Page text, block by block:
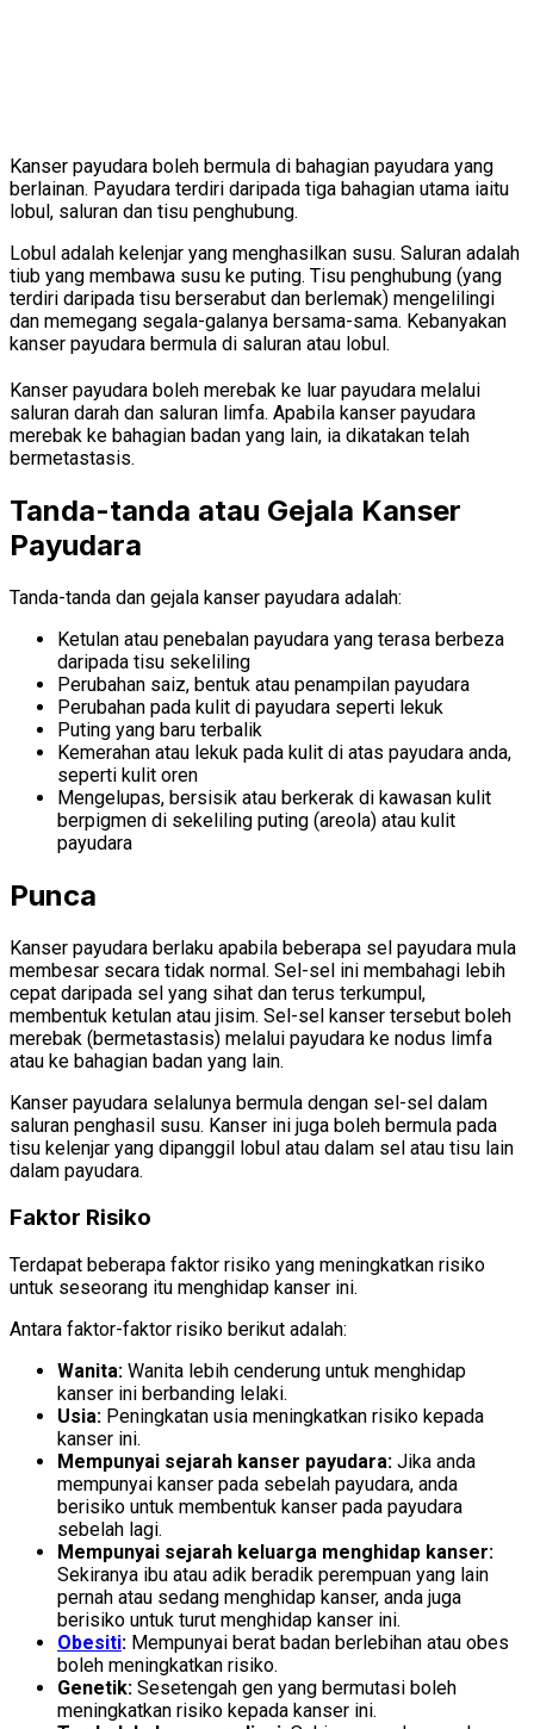
Kanser payudara boleh bermula di bahagian payudara yang
berlainan. Payudara terdiri daripada tiga bahagian utama iaitu
lobul, saluran dan tisu penghubung.
Lobul adalah kelenjar yang menghasilkan susu. Saluran adalah
tiub yang membawa susu ke puting. Tisu penghubung (yang
terdiri daripada tisu berserabut dan berlemak) mengelilingi
dan memegang segala-galanya bersama-sama. Kebanyakan
kanser payudara bermula di saluran atau lobul.
Kanser payudara boleh merebak ke luar payudara melalui
saluran darah dan saluran limfa. Apabila kanser payudara
merebak ke bahagian badan yang lain, ia dikatakan telah
bermetastasis.
Tanda-tanda atau Gejala Kanser
Payudara
Tanda-tanda dan gejala kanser payudara adalah:
Ketulan atau penebalan payudara yang terasa berbeza
daripada tisu sekeliling
Perubahan saiz, bentuk atau penampilan payudara
Perubahan pada kulit di payudara seperti lekuk
Puting yang baru terbalik
Kemerahan atau lekuk pada kulit di atas payudara anda,
seperti kulit oren
Mengelupas, bersisik atau berkerak di kawasan kulit
berpigmen di sekeliling puting (areola) atau kulit
payudara
Punca
Kanser payudara berlaku apabila beberapa sel payudara mula
membesar secara tidak normal. Sel-sel ini membahagi lebih
cepat daripada sel yang sihat dan terus terkumpul,
membentuk ketulan atau jisim. Sel-sel kanser tersebut boleh
merebak (bermetastasis) melalui payudara ke nodus limfa
atau ke bahagian badan yang lain.
Kanser payudara selalunya bermula dengan sel-sel dalam
saluran penghasil susu. Kanser ini juga boleh bermula pada
tisu kelenjar yang dipanggil lobul atau dalam sel atau tisu lain
dalam payudara.
Faktor Risiko
Terdapat beberapa faktor risiko yang meningkatkan risiko
untuk seseorang itu menghidap kanser ini.
Antara faktor-faktor risiko berikut adalah:
Wanita: Wanita lebih cenderung untuk menghidap
kanser ini berbanding lelaki.
Usia: Peningkatan usia meningkatkan risiko kepada
kanser ini.
Mempunyai sejarah kanser payudara: Jika anda
mempunyai kanser pada sebelah payudara, anda
berisiko untuk membentuk kanser pada payudara
sebelah lagi.
Mempunyai sejarah keluarga menghidap kanser:
Sekiranya ibu atau adik beradik perempuan yang lain
pernah atau sedang menghidap kanser, anda juga
berisiko untuk turut menghidap kanser ini.
Obesiti: Mempunyai berat badan berlebihan atau obes
boleh meningkatkan risiko.
Genetik: Sesetengah gen yang bermutasi boleh
meningkatkan risiko kepada kanser ini.